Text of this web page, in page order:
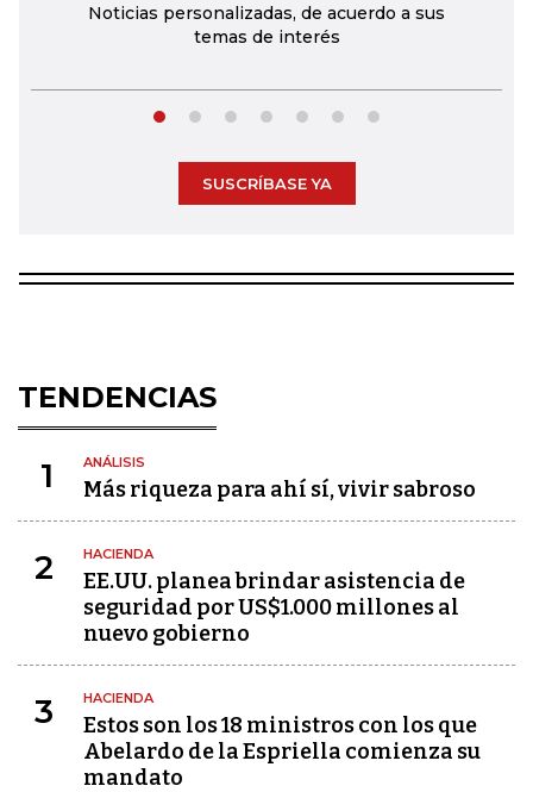
Noticias personalizadas, de acuerdo a sus
temas de interés
SUSCRÍBASE YA
TENDENCIAS
1 ANÁLISIS
Más riqueza para ahí sí, vivir sabroso
2 HACIENDA
EE.UU. planea brindar asistencia de
seguridad por US$1.000 millones al
nuevo gobierno
3 HACIENDA
Estos son los 18 ministros con los que
Abelardo de la Espriella comienza su
mandato